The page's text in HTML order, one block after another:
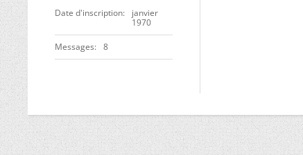
Date d'inscription
janvier
1970
Messages 8